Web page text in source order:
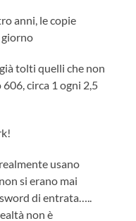
anni, le copie
giorno
tolti quelli che non
circa 1 ogni 2,5
usano
si erano mai
di entrata…..
non è